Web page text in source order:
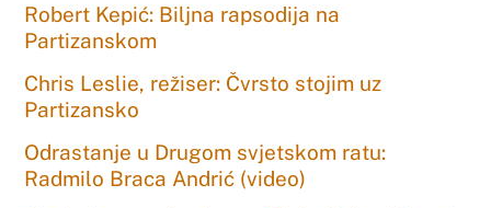
Robert Kepić: Biljna rapsodija na
Partizanskom
Chris Leslie, režiser: Čvrsto stojim uz
Partizansko
Odrastanje u Drugom svjetskom ratu:
Radmilo Braca Andrić (video)